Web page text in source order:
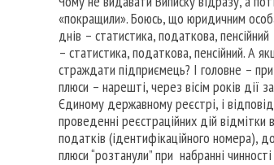
«покращили». Боюсь, що юридичним
днів – статистика, податкова,
– статистика, податкова, пенсійний. А
страждати підприємець? І головне –
плюси – нарешті, через вісім років дії
Єдиному державному реєстрі, і
проведенні реєстраційних дій відмітки
податків (ідентифікаційного номера),
плюси “розтанули” при набранні